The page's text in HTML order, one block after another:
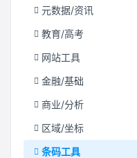
元数据/资讯
教育/高考
网站工具
金融/基础
商业/分析
区域/坐标
条码工具